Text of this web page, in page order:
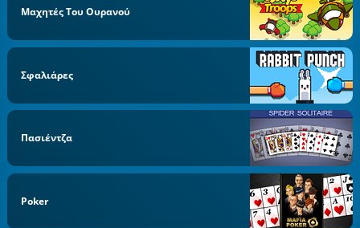
Μαχητές Του Ουρανού
Σφαλιάρες
Πασιέντζα
Poker